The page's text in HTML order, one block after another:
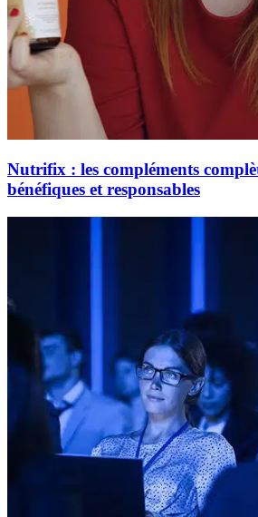
Nutrifix : les compléments
bénéfiques et responsables